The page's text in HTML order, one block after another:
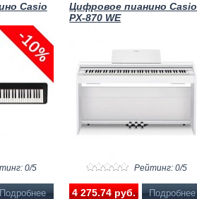
Casio
0/5
Цифровое пианино Casio
PX-870 WE
Рейтинг: 0/5
4 275.74 pуб. Подробнее